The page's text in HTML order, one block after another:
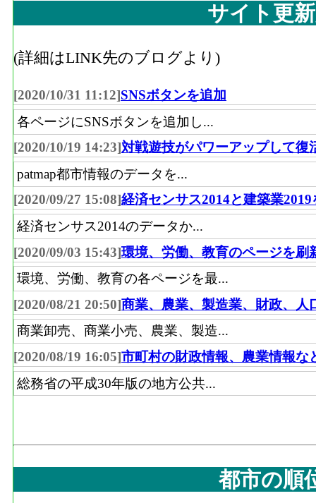
サイト更
(詳細はLINK先のブログより)
[2020/10/31 11:12]SNSボタンを追加
各ページにSNSボタンを追加し...
[2020/10/19 14:23]対戦遊技がパワーアップして復
patmap都市情報のデータを...
[2020/09/27 15:08]経済センサス2014と建築業2019
経済センサス2014のデータか...
[2020/09/03 15:43]環境、労働、教育のページを刷
環境、労働、教育の各ページを最...
[2020/08/21 20:50]商業、農業、製造業、財政、人
商業卸売、商業小売、農業、製造...
[2020/08/19 16:05]市町村の財政情報、農業情報な
総務省の平成30年版の地方公共...
都市の順